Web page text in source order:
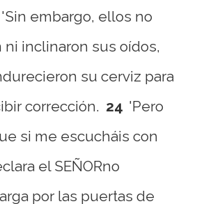
'Sin embargo, ellos no
ni inclinaron sus oídos,
su cerviz para
corrección. 24 'Pero
si me escucháis con
el SEÑORno
por las puertas de